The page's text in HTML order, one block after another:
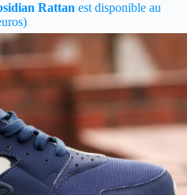
Rattan est disponible au